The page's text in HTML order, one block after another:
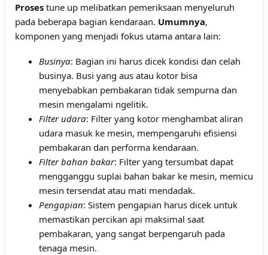
Proses tune up melibatkan pemeriksaan menyeluruh
pada beberapa bagian kendaraan. Umumnya,
komponen yang menjadi fokus utama antara lain:
Businya: Bagian ini harus dicek kondisi dan celah
businya. Busi yang aus atau kotor bisa
menyebabkan pembakaran tidak sempurna dan
mesin mengalami ngelitik.
Filter udara: Filter yang kotor menghambat aliran
udara masuk ke mesin, mempengaruhi efisiensi
pembakaran dan performa kendaraan.
Filter bahan bakar: Filter yang tersumbat dapat
mengganggu suplai bahan bakar ke mesin, memicu
mesin tersendat atau mati mendadak.
Pengapian: Sistem pengapian harus dicek untuk
memastikan percikan api maksimal saat
pembakaran, yang sangat berpengaruh pada
tenaga mesin.